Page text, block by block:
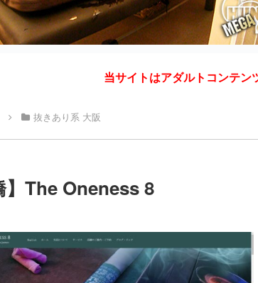
当サイトはアダルトコンテン
抜きあり系 大阪
】The Oneness 8